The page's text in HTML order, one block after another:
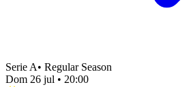
Serie A• Regular Season
Dom 26 jul • 20:00